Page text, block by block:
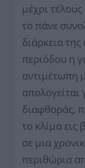
μέχρι
το πάνε
διάρκεια
περιόδου η
αντιμέτωπη
απολογείται
διαφθοράς,
το κλίμα εις
σε μια
περιθώρια